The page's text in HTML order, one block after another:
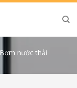
Bơm nước thải